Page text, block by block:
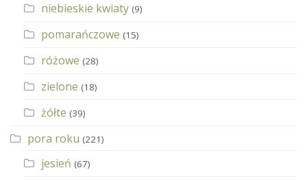
niebieskie kwiaty (9)
pomarańczowe (15)
różowe (28)
zielone (18)
żółte (39)
pora roku (221)
jesień (67)